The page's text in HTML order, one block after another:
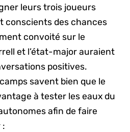
leurs trois joueurs
conscients des chances
convoité sur le
et l’état-major auraient
positives.
savent bien que le
à tester les eaux du
afin de faire
: